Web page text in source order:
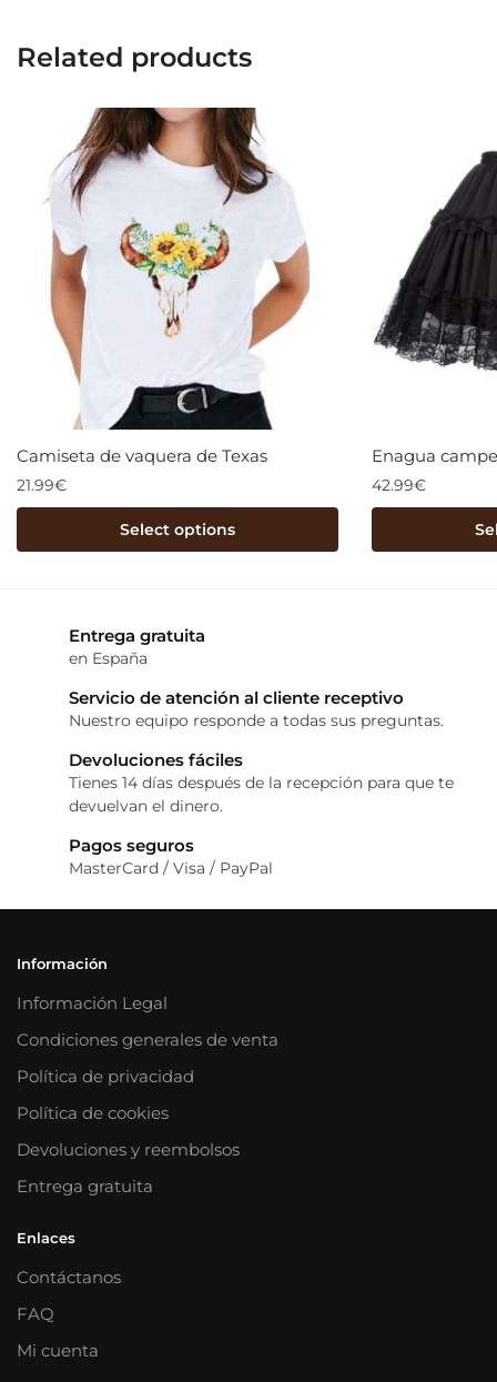
Related products
Camiseta de vaquera de Texas
21.99€
Select options
Enagua
42.99€
Entrega gratuita
en España
Servicio de atención al cliente receptivo
Nuestro equipo responde a todas sus preguntas.
Devoluciones fáciles
Tienes 14 días después de la recepción para que te
devuelvan el dinero.
Pagos seguros
MasterCard / Visa / PayPal
Información
Información Legal
Condiciones generales de venta
Política de privacidad
Política de cookies
Devoluciones y reembolsos
Entrega gratuita
Enlaces
Contáctanos
FAQ
Mi cuenta